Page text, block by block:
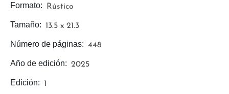
Edición: 1
Año de edición: 2025
Número de páginas: 448
Tamaño: 13.5 x 21.3
Formato: Rústico